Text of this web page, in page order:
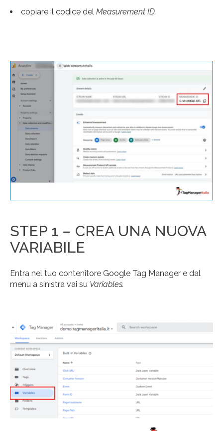
copiare il codice del Measurement ID.
STEP 1 – CREA UNA NUOVA
VARIABILE
Entra nel tuo contenitore Google Tag Manager e dal
menu a sinistra vai su Variables.